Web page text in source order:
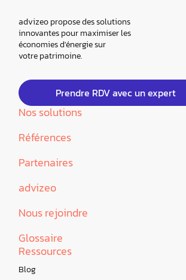
advizeo propose des solutions
innovantes pour maximiser les
économies d'énergie sur
votre patrimoine.
Prendre RDV avec un expert
Nos solutions
Références
Partenaires
advizeo
Nous rejoindre
Glossaire
Ressources
Blog